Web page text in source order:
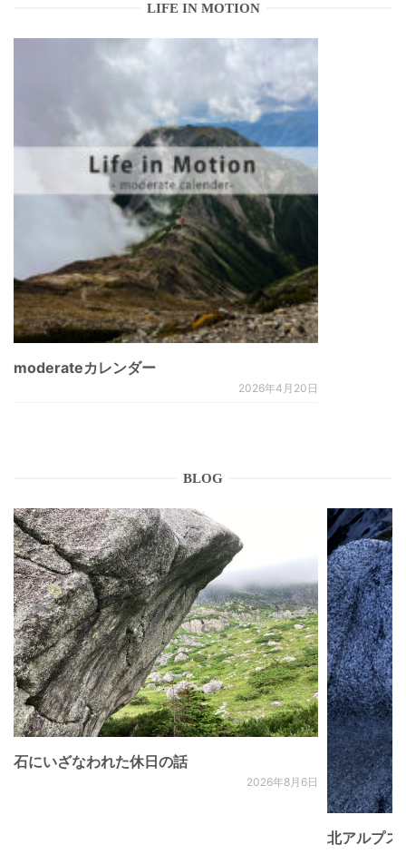
LIFE IN MOTION
moderateカレンダー
2026年4月20日
BLOG
石にいざなわれた休日の話
2026年8月6日
北アルプ